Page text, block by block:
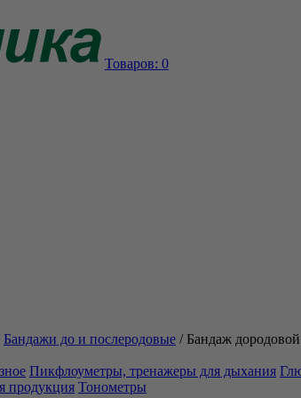
Товаров: 0
Бандажи до и послеродовые / Бандаж
Пикфлоуметры, тренажеры для дыхания
продукция Тонометры